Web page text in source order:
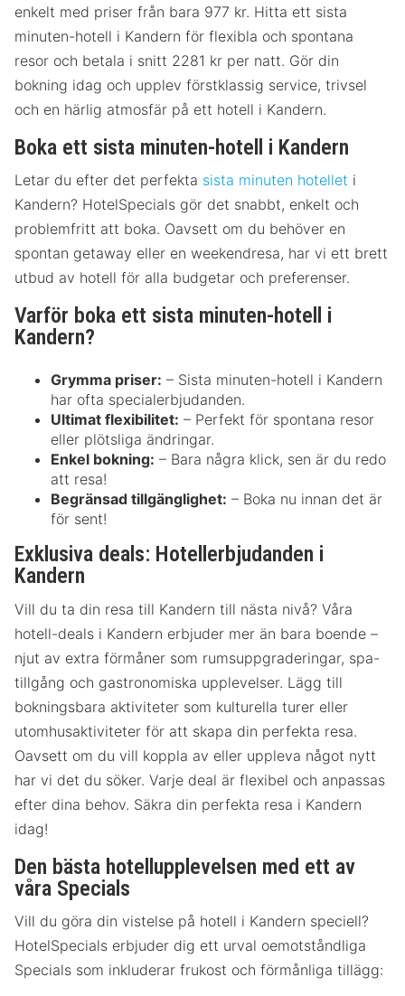
enkelt med priser från bara 977 kr. Hitta ett sista
minuten-hotell i Kandern för flexibla och spontana
resor och betala i snitt 2281 kr per natt. Gör din
bokning idag och upplev förstklassig service, trivsel
och en härlig atmosfär på ett hotell i Kandern.
Boka ett sista minuten-hotell i Kandern
Letar du efter det perfekta sista minuten hotellet i
Kandern? HotelSpecials gör det snabbt, enkelt och
problemfritt att boka. Oavsett om du behöver en
spontan getaway eller en weekendresa, har vi ett brett
utbud av hotell för alla budgetar och preferenser.
Varför boka ett sista minuten-hotell i
Kandern?
Grymma priser: – Sista minuten-hotell i Kandern
har ofta specialerbjudanden.
Ultimat flexibilitet: – Perfekt för spontana resor
eller plötsliga ändringar.
Enkel bokning: – Bara några klick, sen är du redo
att resa!
Begränsad tillgänglighet: – Boka nu innan det är
för sent!
Exklusiva deals: Hotellerbjudanden i
Kandern
Vill du ta din resa till Kandern till nästa nivå? Våra
hotell-deals i Kandern erbjuder mer än bara boende –
njut av extra förmåner som rumsuppgraderingar, spa-
tillgång och gastronomiska upplevelser. Lägg till
bokningsbara aktiviteter som kulturella turer eller
utomhusaktiviteter för att skapa din perfekta resa.
Oavsett om du vill koppla av eller uppleva något nytt
har vi det du söker. Varje deal är flexibel och anpassas
efter dina behov. Säkra din perfekta resa i Kandern
idag!
Den bästa hotellupplevelsen med ett av
våra Specials
Vill du göra din vistelse på hotell i Kandern speciell?
HotelSpecials erbjuder dig ett urval oemotståndliga
Specials som inkluderar frukost och förmånliga tillägg: